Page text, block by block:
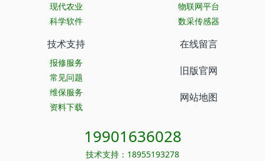
现代农业
科学软件
物联网平台
数采传感器
技术支持
报修服务
常见问题
维保服务
资料下载
在线留言
旧版官网
网站地图
19901636028
技术支持：18955193278